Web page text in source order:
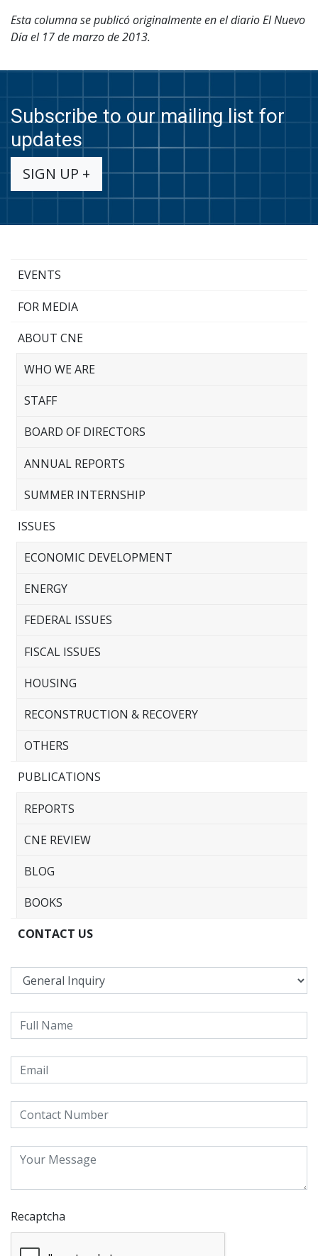
Esta columna se publicó originalmente en el diario El Nuevo
Día el 17 de marzo de 2013.
Subscribe to our mailing list for
updates
SIGN UP +
EVENTS
FOR MEDIA
ABOUT CNE
WHO WE ARE
STAFF
BOARD OF DIRECTORS
ANNUAL REPORTS
SUMMER INTERNSHIP
ISSUES
ECONOMIC DEVELOPMENT
ENERGY
FEDERAL ISSUES
FISCAL ISSUES
HOUSING
RECONSTRUCTION & RECOVERY
OTHERS
PUBLICATIONS
REPORTS
CNE REVIEW
BLOG
BOOKS
CONTACT US
Recaptcha